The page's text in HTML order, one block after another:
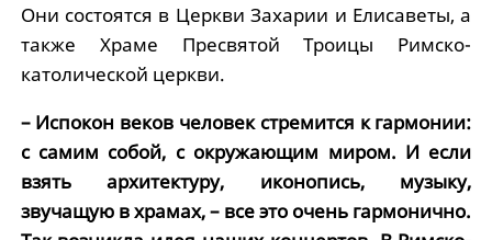
Они состоятся в Церкви Захарии и Елисаветы, а
также Храме Пресвятой Троицы Римско-
католической церкви.
– Испокон веков человек стремится к гармонии:
с самим собой, с окружающим миром. И если
взять архитектуру, иконопись, музыку,
звучащую в храмах, – все это очень гармонично.